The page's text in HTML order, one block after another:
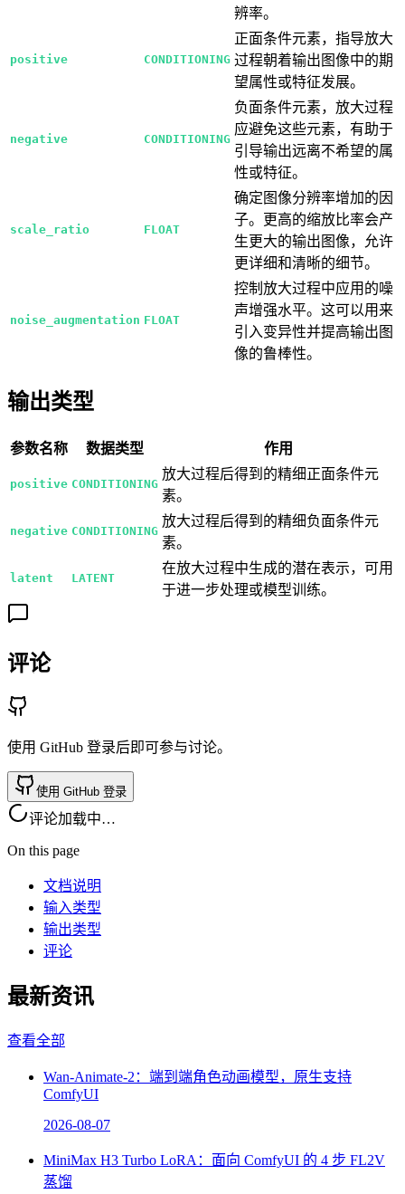
辨率。
positive CONDITIONING
正面条件元素，指导放大
过程朝着输出图像中的期
望属性或特征发展。
negative CONDITIONING
负面条件元素，放大过程
应避免这些元素，有助于
引导输出远离不希望的属
性或特征。
scale_ratio FLOAT
确定图像分辨率增加的因
子。更高的缩放比率会产
生更大的输出图像，允许
更详细和清晰的细节。
noise_augmentation FLOAT
控制放大过程中应用的噪
声增强水平。这可以用来
引入变异性并提高输出图
像的鲁棒性。
输出类型
参数名称 数据类型 作用
positive CONDITIONING
放大过程后得到的精细正面条件元
素。
negative CONDITIONING
放大过程后得到的精细负面条件元
素。
latent LATENT
在放大过程中生成的潜在表示，可用
于进一步处理或模型训练。
评论
使用 GitHub 登录后即可参与讨论。
使用 GitHub 登录
评论加载中…
On this page
文档说明
输入类型
输出类型
评论
最新资讯
查看全部
Wan-Animate-2：端到端角色动画模型，原生支持
ComfyUI
2026-08-07
MiniMax H3 Turbo LoRA：面向 ComfyUI 的 4 步 FL2V
蒸馏